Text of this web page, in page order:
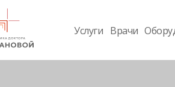
Услуги Врачи